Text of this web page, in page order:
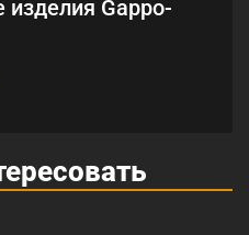
изделия Gappo-